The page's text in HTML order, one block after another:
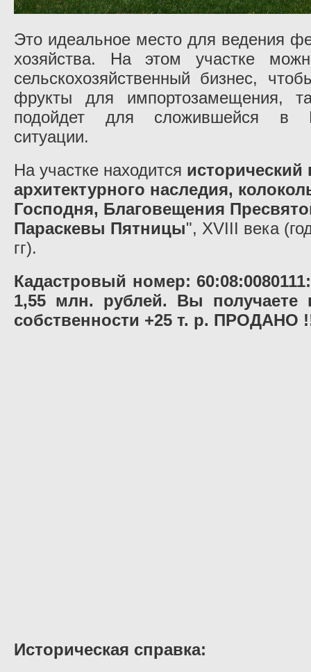
Это идеальное место для ведения
хозяйства. На этом участке
сельскохозяйственный бизнес,
фрукты для импортозамещения,
подойдет для сложившейся в
ситуации.
На участке находится исторический
архитектурного наследия,
Господня, Благовещения
Параскевы Пятницы", XVIII века
гг).
Кадастровый номер:
1,55 млн. рублей. Вы получаете
собственности +25 т. р. ПРОДАНО
Историческая справка: